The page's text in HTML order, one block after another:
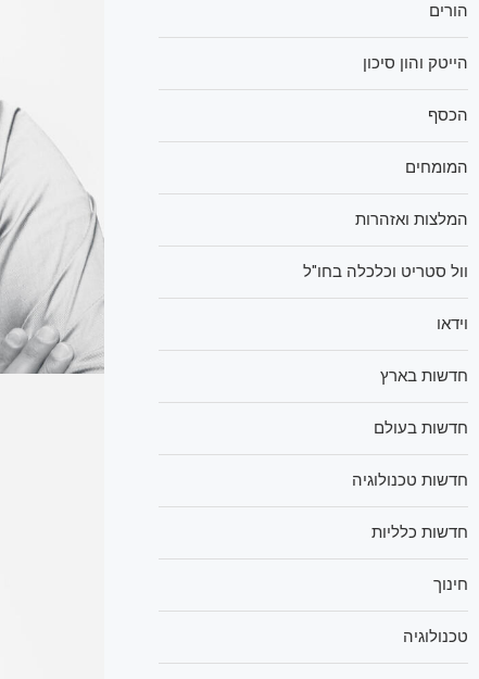
הורים
הייטק והון סיכון
הכסף
המומחים
המלצות ואזהרות
וול סטריט וכלכלה בחו"ל
וידאו
חדשות בארץ
חדשות בעולם
חדשות טכנולוגיה
חדשות כלליות
חינוך
טכנולוגיה